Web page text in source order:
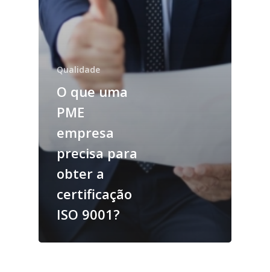
Qualidade
O que uma
PME
empresa
precisa para
obter a
certificação
ISO 9001?